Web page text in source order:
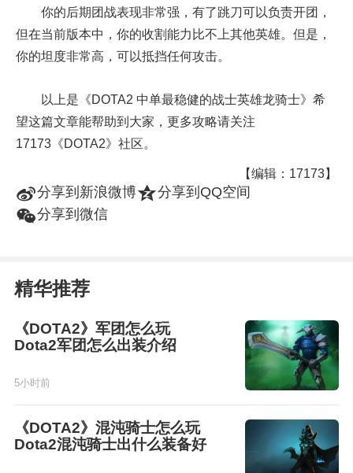
你的后期团战表现非常强，有了跳刀可以负责开团，
但在当前版本中，你的收割能力比不上其他英雄。但是，
你的坦度非常高，可以抵挡任何攻击。
以上是《DOTA2 中单最稳健的战士英雄龙骑士》希
望这篇文章能帮助到大家，更多攻略请关注
17173《DOTA2》社区。
【编辑：17173】
t分享到新浪微博z分享到QQ空间
w分享到微信
精华推荐
《DOTA2》军团怎么玩
Dota2军团怎么出装介绍
5小时前
《DOTA2》混沌骑士怎么玩
Dota2混沌骑士出什么装备好